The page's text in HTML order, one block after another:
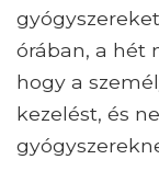
órában, a hét
hogy a
kezelést, és